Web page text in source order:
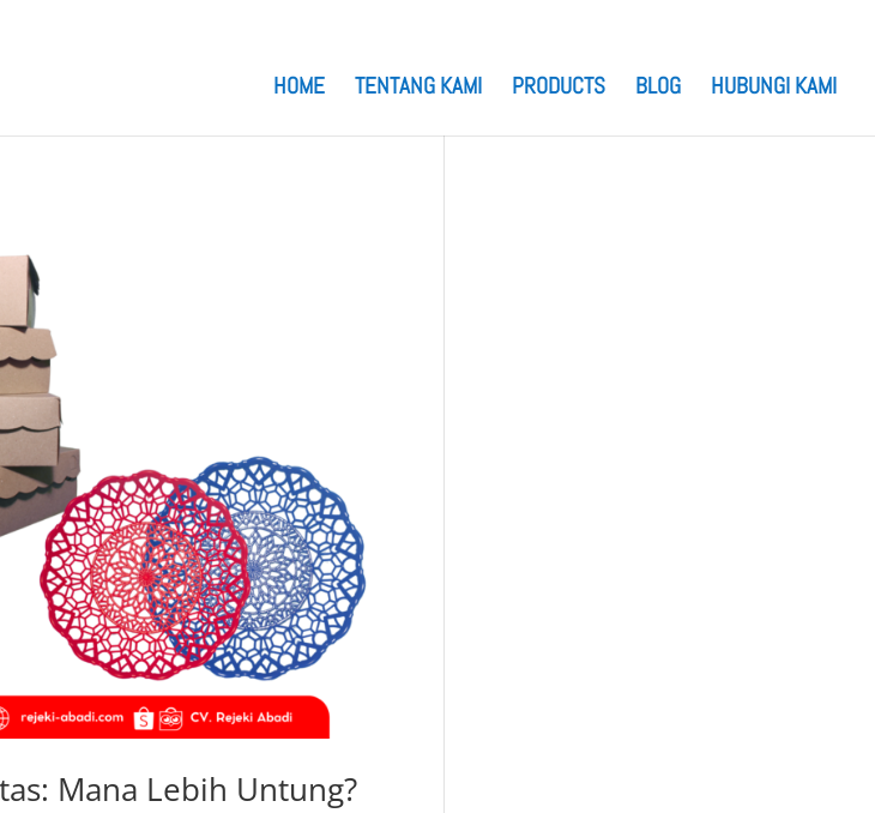
HOME TENTANG KAMI PRODUCTS BLOG HUBUNGI KAMI
Mana Lebih Untung?